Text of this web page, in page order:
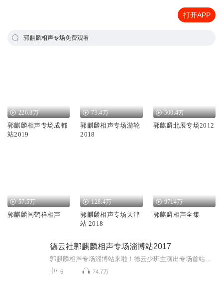
打开APP
郭麒麟相声专场免费观看
226.8万
郭麒麟相声专场成都
站2019
73.4万
郭麒麟相声专场游轮
2018
500.4万
郭麒麟北展专场2012
57.5万
郭麒麟闫鹤祥相声
128.4万
郭麒麟相声专场天津
站 2018
9714万
郭麒麟相声全集
德云社郭麒麟相声专场淄博站2017
6 74.7万